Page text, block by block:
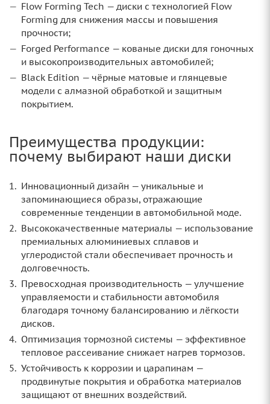
Flow Forming Tech — диски с технологией Flow
Forming для снижения массы и повышения
прочности;
Forged Performance — кованые диски для гоночных
и высокопроизводительных автомобилей;
Black Edition — чёрные матовые и глянцевые
модели с алмазной обработкой и защитным
покрытием.
Преимущества продукции:
почему выбирают наши диски
Инновационный дизайн — уникальные и
запоминающиеся образы, отражающие
современные тенденции в автомобильной моде.
Высококачественные материалы — использование
премиальных алюминиевых сплавов и
углеродистой стали обеспечивает прочность и
долговечность.
Превосходная производительность — улучшение
управляемости и стабильности автомобиля
благодаря точному балансированию и лёгкости
дисков.
Оптимизация тормозной системы — эффективное
тепловое рассеивание снижает нагрев тормозов.
Устойчивость к коррозии и царапинам —
продвинутые покрытия и обработка материалов
защищают от внешних воздействий.